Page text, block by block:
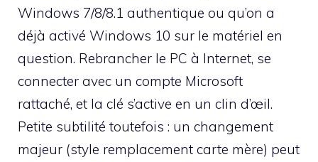
Windows 7/8/8.1 authentique ou qu’on a
déjà activé Windows 10 sur le matériel en
question. Rebrancher le PC à Internet, se
connecter avec un compte Microsoft
rattaché, et la clé s’active en un clin d’œil.
Petite subtilité toutefois : un changement
majeur (style remplacement carte mère) peut